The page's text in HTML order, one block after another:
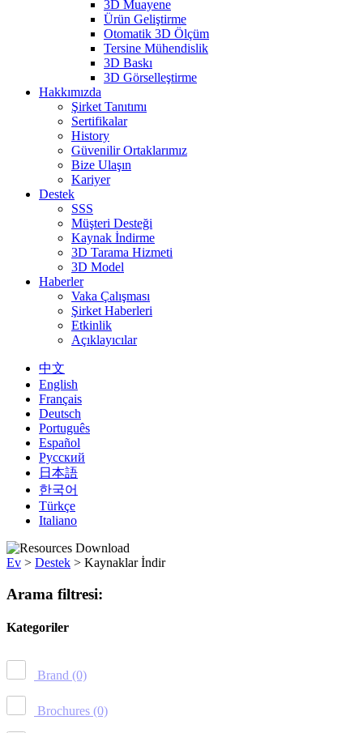
3D Muayene
Ürün Geliştirme
Otomatik 3D Ölçüm
Tersine Mühendislik
3D Baskı
3D Görselleştirme
Hakkımızda
Şirket Tanıtımı
Sertifikalar
History
Güvenilir Ortaklarımız
Bize Ulaşın
Kariyer
Destek
SSS
Müşteri Desteği
Kaynak İndirme
3D Tarama Hizmeti
3D Model
Haberler
Vaka Çalışması
Şirket Haberleri
Etkinlik
Açıklayıcılar
中文
English
Français
Deutsch
Português
Español
Русский
日本語
한국어
Türkçe
Italiano
Ev > Destek > Kaynaklar İndir
Arama filtresi:
Kategoriler
Brand (0)
Brochures (0)